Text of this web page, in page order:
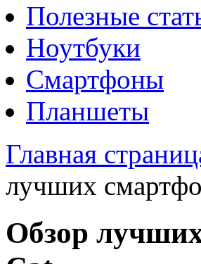
Полезные
Ноутбуки
Смартфоны
Планшеты
Главная
лучших
Обзор